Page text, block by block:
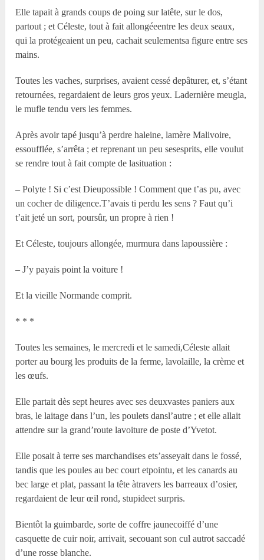
Elle tapait à grands coups de poing sur latête, sur le dos,
partout ; et Céleste, tout à fait allongéeentre les deux seaux,
qui la protégeaient un peu, cachait seulementsa figure entre ses
mains.
Toutes les vaches, surprises, avaient cessé depâturer, et, s’étant
retournées, regardaient de leurs gros yeux. Ladernière meugla,
le mufle tendu vers les femmes.
Après avoir tapé jusqu’à perdre haleine, lamère Malivoire,
essoufflée, s’arrêta ; et reprenant un peu sesesprits, elle voulut
se rendre tout à fait compte de lasituation :
– Polyte ! Si c’est Dieupossible ! Comment que t’as pu, avec
un cocher de diligence.T’avais ti perdu les sens ? Faut qu’i
t’ait jeté un sort, poursûr, un propre à rien !
Et Céleste, toujours allongée, murmura dans lapoussière :
– J’y payais point la voiture !
Et la vieille Normande comprit.
* * *
Toutes les semaines, le mercredi et le samedi,Céleste allait
porter au bourg les produits de la ferme, lavolaille, la crème et
les œufs.
Elle partait dès sept heures avec ses deuxvastes paniers aux
bras, le laitage dans l’un, les poulets dansl’autre ; et elle allait
attendre sur la grand’route lavoiture de poste d’Yvetot.
Elle posait à terre ses marchandises ets’asseyait dans le fossé,
tandis que les poules au bec court etpointu, et les canards au
bec large et plat, passant la tête àtravers les barreaux d’osier,
regardaient de leur œil rond, stupideet surpris.
Bientôt la guimbarde, sorte de coffre jaunecoiffé d’une
casquette de cuir noir, arrivait, secouant son cul autrot saccadé
d’une rosse blanche.